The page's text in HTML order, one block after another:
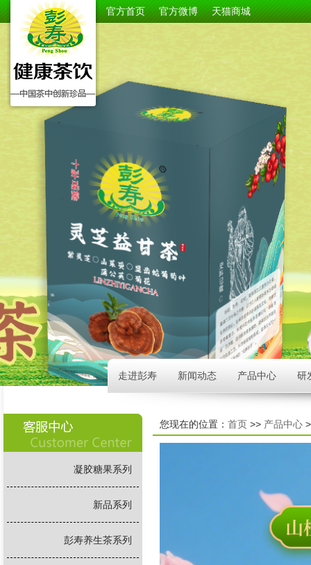
官方首页 官方微博 天猫商城
走进彭寿 新闻动态 产品中心 研
您现在的位置： 首页 >> 产品中心
凝胶糖果系列
新品系列
彭寿养生茶系列